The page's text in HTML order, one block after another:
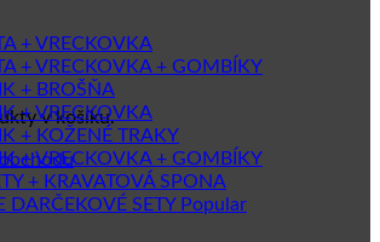
v košíku.
+ VRECKOVKA
+ VRECKOVKA + GOMBÍKY
+ BROŠŇA
+ VRECKOVKA
+ KOŽENÉ TRAKY
+ VRECKOVKA + GOMBÍKY
+ KRAVATOVÁ SPONA
DARČEKOVÉ SETY